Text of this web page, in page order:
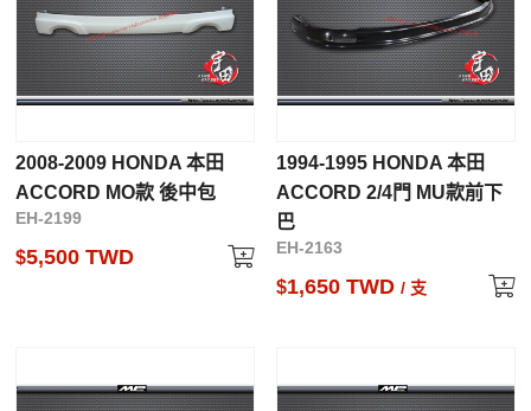
2008-2009 HONDA 本田
ACCORD MO款 後中包
EH-2199
$5,500 TWD
1994-1995 HONDA 本田
ACCORD 2/4門 MU款前下
巴
EH-2163
$1,650 TWD/ 支